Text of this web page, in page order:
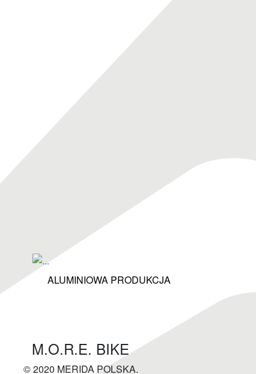
ALUMINIOWA PRODUKCJA
M.O.R.E. BIKE
© 2020 MERIDA POLSKA.